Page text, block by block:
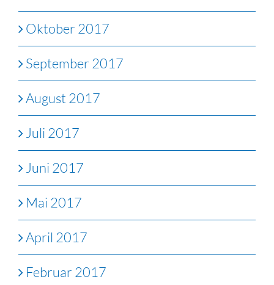
Oktober 2017
September 2017
August 2017
Juli 2017
Juni 2017
Mai 2017
April 2017
Februar 2017